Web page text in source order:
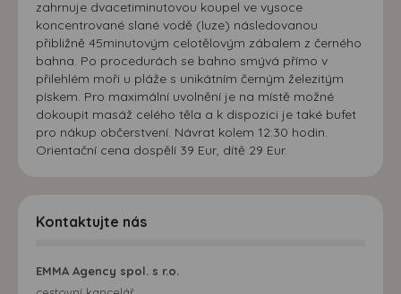
zahrnuje dvacetiminutovou koupel ve vysoce
koncentrované slané vodě (luze) následovanou
přibližně 45minutovým celotělovým zábalem z černého
bahna. Po procedurách se bahno smývá přímo v
přilehlém moři u pláže s unikátním černým železitým
pískem. Pro maximální uvolnění je na místě možné
dokoupit masáž celého těla a k dispozici je také bufet
pro nákup občerstvení. Návrat kolem 12:30 hodin.
Orientační cena dospělí 39 Eur, dítě 29 Eur.
Kontaktujte nás
EMMA Agency spol. s r.o.